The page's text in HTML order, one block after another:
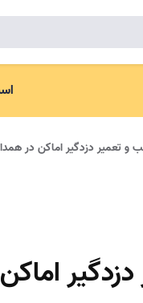
و تعمیر دزدگیر اماکن در